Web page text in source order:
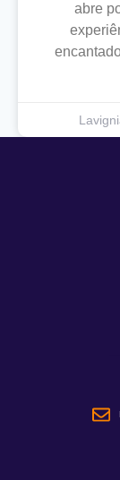
abre